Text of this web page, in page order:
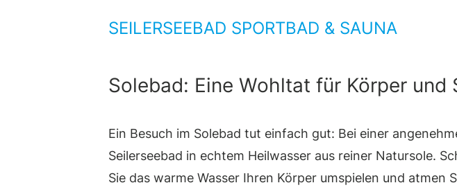
SEILERSEEBAD SPORTBAD & SAUNA
Solebad: Eine Wohltat für Körper und
Ein Besuch im Solebad tut einfach gut: Bei einer
Seilerseebad in echtem Heilwasser aus reiner Natursole.
Sie das warme Wasser Ihren Körper umspielen und atmen